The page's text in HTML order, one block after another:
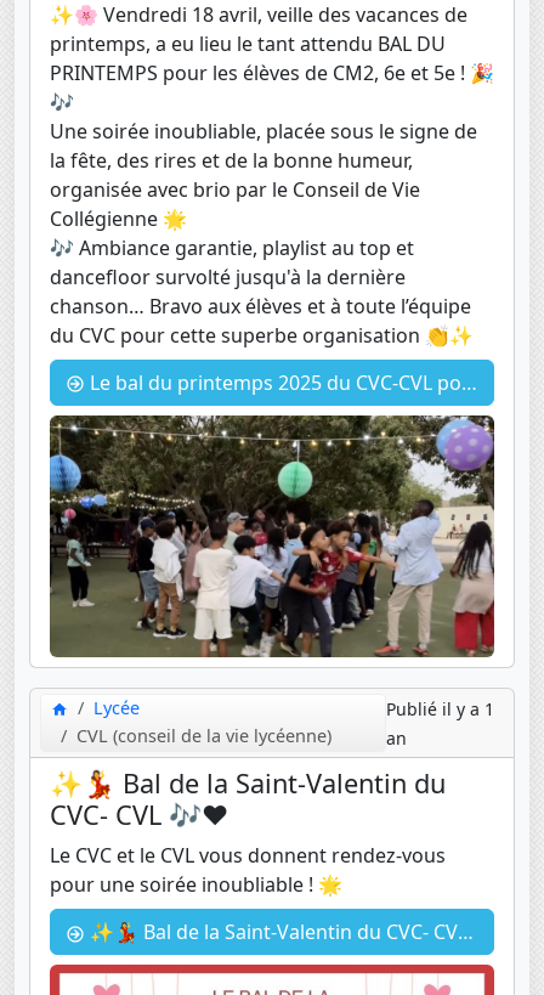
✨🌸 Vendredi 18 avril, veille des vacances de
printemps, a eu lieu le tant attendu BAL DU
PRINTEMPS pour les élèves de CM2, 6e et 5e ! 🎉
🎶
Une soirée inoubliable, placée sous le signe de
la fête, des rires et de la bonne humeur,
organisée avec brio par le Conseil de Vie
Collégienne 🌟
🎶 Ambiance garantie, playlist au top et
dancefloor survolté jusqu'à la dernière
chanson… Bravo aux élèves et à toute l’équipe
du CVC pour cette superbe organisation 👏✨
Le bal du printemps 2025 du CVC-CVL pour les CM2, 6e et 5e
Lycée
CVL (conseil de la vie lycéenne)
Publié il y a 1
an
✨💃 Bal de la Saint-Valentin du
CVC- CVL 🎶❤️
Le CVC et le CVL vous donnent rendez-vous
pour une soirée inoubliable ! 🌟
✨💃 Bal de la Saint-Valentin du CVC- CVL 🎶❤️